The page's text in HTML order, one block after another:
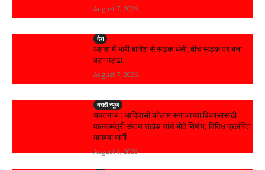
August 7, 2026
देश
आगरा में भारी बारिश से सड़क धंसी, बीच सड़क पर बना
बड़ा गड्ढा
August 7, 2026
मराठी न्यूज़
यवतमाळ : आदिवासी कोलाम समाजाच्या विकासासाठी
पालकमंत्री संजय राठोड यांचे मोठे निर्णय; विविध प्रलंबित
मागण्या मार्गी
August 6, 2026